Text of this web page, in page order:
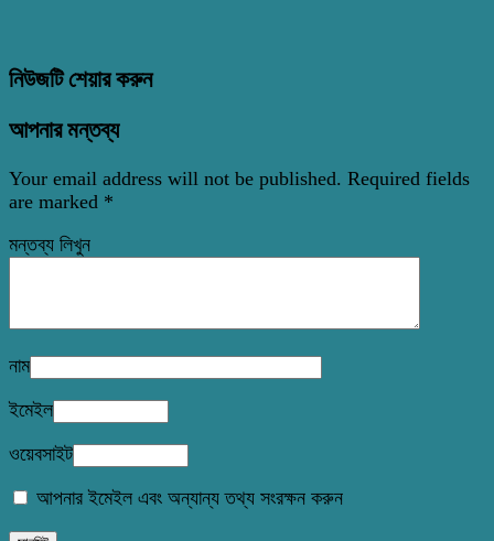
নিউজটি শেয়ার করুন
আপনার মন্তব্য
Your email address will not be published. Required fields
are marked *
মন্তব্য লিখুন
নাম
ইমেইল
ওয়েবসাইট
আপনার ইমেইল এবং অন্যান্য তথ্য সংরক্ষন করুন